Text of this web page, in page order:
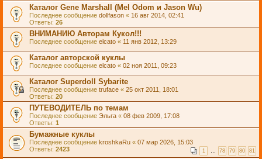
Каталог Gene Marshall (Mel Odom и Jason Wu)
Последнее сообщение dollfason « 16 авг 2014, 02:41
Ответы: 26
ВНИМАНИЮ Авторам Кукол!!!
Последнее сообщение elcato « 11 янв 2012, 13:29
Каталог авторской куклы
Последнее сообщение elcato « 02 ноя 2011, 09:23
Каталог Superdoll Sybarite
Последнее сообщение truface « 25 окт 2011, 18:01
Ответы: 20
ПУТЕВОДИТЕЛЬ по темам
Последнее сообщение Эльга « 08 фев 2009, 17:08
Ответы: 1
Бумажные куклы
Последнее сообщение kroshkaRu « 07 мар 2026, 15:03
Ответы: 2423 1 … 78 79 80 81